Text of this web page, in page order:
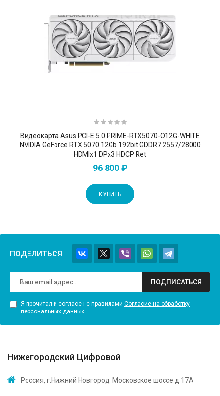
Видеокарта Asus PCI-E 5.0 PRIME-RTX5070-O12G-WHITE
NVIDIA GeForce RTX 5070 12Gb 192bit GDDR7 2557/28000
HDMIx1 DPx3 HDCP Ret
96 800 ₽
КУПИТЬ
ПОДЕЛИТЬСЯ
ПОДПИСАТЬСЯ
Я прочитал и согласен с правилами Согласие на обработку
персональных данных
Нижегородский Цифровой
Россия, г.Нижний Новгород, Московское шоссе д 17А